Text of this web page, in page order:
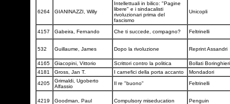
6264 GIANINAZZI, Willy
Intellettuali in bilico: "Pagine
libere" e i sindacalisti
rivoluzionari prima del
fascismo
Unicopli
4157 Gabeira, Fernando Che ti succede, compagno? Feltrinelli
532 Guillaume, James Dopo la rivoluzione Reprint Assandri
4165 Giacopini, Vittorio Scrittori contro la politica
Bollati
4181
Gross, Jan T. I carnefici della porta accanto
Mondadori
4205
Grimaldi, Ugoberto
Alfassio
Il re "buono" Feltrinelli
4219 Goodman, Paul Compulsory miseducation Penguin